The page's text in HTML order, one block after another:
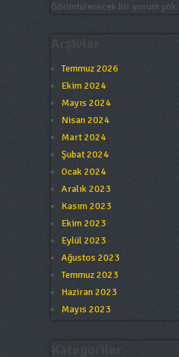
Görüntülenecek bir yorum yok.
Temmuz 2026
Ekim 2024
Mayıs 2024
Nisan 2024
Mart 2024
Şubat 2024
Ocak 2024
Aralık 2023
Kasım 2023
Ekim 2023
Eylül 2023
Ağustos 2023
Temmuz 2023
Haziran 2023
Mayıs 2023